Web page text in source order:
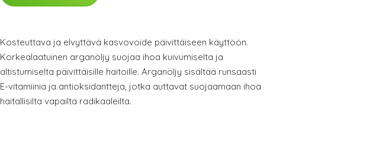
Kosteuttava ja elvyttävä kasvovoide päivittäiseen käyttöön.
Korkealaatuinen arganöljy suojaa ihoa kuivumiselta ja
altistumiselta päivittäisille haitoille. Arganöljy sisältää runsaasti
E-vitamiinia ja antioksidantteja, jotka auttavat suojaamaan ihoa
haitallisilta vapailta radikaaleilta.